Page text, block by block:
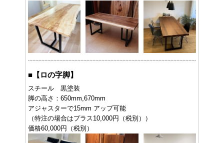
■ 【ロの字脚】
スチール 黒塗装
脚の高さ：650mm,670mm
アジャスターで15mm アップ可能
（特注の場合はプラス10,000円（税別））
価格60,000円（税別）